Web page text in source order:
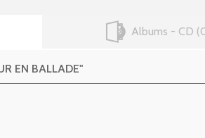
EN BALLADE"
Albums - CD